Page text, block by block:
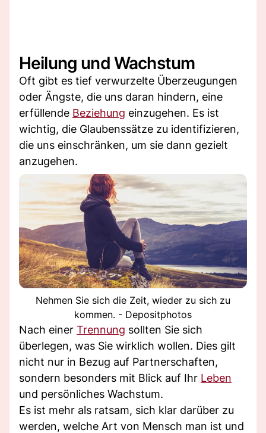
Heilung und Wachstum
Oft gibt es tief verwurzelte Überzeugungen
oder Ängste, die uns daran hindern, eine
erfüllende Beziehung einzugehen. Es ist
wichtig, die Glaubenssätze zu identifizieren,
die uns einschränken, um sie dann gezielt
anzugehen.
Nehmen Sie sich die Zeit, wieder zu sich zu
kommen. - Depositphotos
Nach einer Trennung sollten Sie sich
überlegen, was Sie wirklich wollen. Dies gilt
nicht nur in Bezug auf Partnerschaften,
sondern besonders mit Blick auf Ihr Leben
und persönliches Wachstum.
Es ist mehr als ratsam, sich klar darüber zu
werden, welche Art von Mensch man ist und